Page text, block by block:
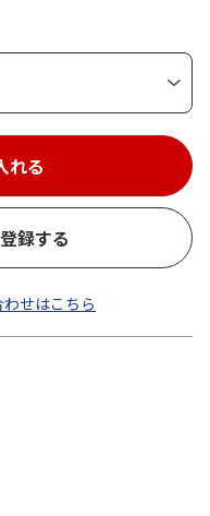
れる
録する
せはこちら